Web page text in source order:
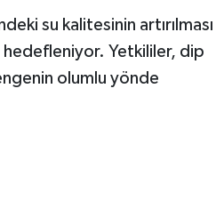
su kalitesinin artırılması
Yetkililer, dip
olumlu yönde